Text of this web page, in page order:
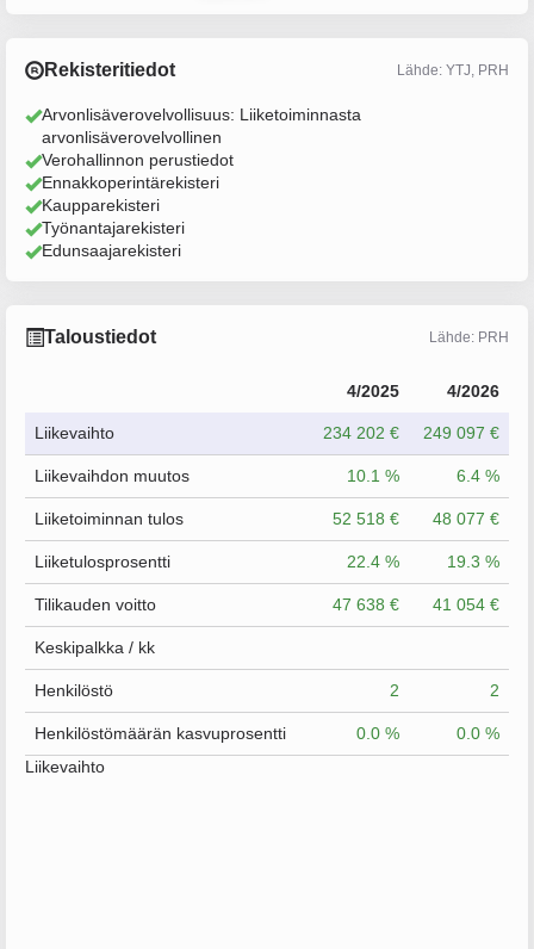
Rekisteritiedot Lähde: YTJ, PRH
Arvonlisäverovelvollisuus: Liiketoiminnasta
arvonlisäverovelvollinen
Verohallinnon perustiedot
Ennakkoperintärekisteri
Kaupparekisteri
Työnantajarekisteri
Edunsaajarekisteri
Taloustiedot Lähde: PRH
4/2025 4/2026
Liikevaihto 234 202 € 249 097 €
Liikevaihdon muutos 10.1 % 6.4 %
Liiketoiminnan tulos 52 518 € 48 077 €
Liiketulosprosentti 22.4 % 19.3 %
Tilikauden voitto 47 638 € 41 054 €
Keskipalkka / kk
Henkilöstö 2 2
Henkilöstömäärän kasvuprosentti 0.0 %
0.0 %
Liikevaihto